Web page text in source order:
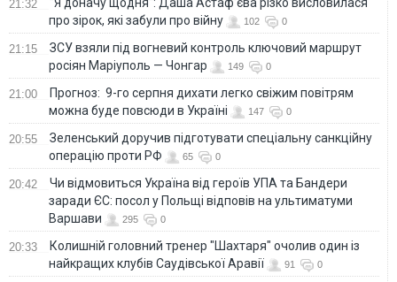
21:32
про зірок, які забули про війну
102 0
21:15
ЗСУ взяли під вогневий контроль ключовий маршрут
росіян Маріуполь — Чонгар
149 0
21:00
Прогноз: 9-го серпня дихати легко свіжим повітрям
можна буде повсюди в Україні
147 0
20:55
Зеленський доручив підготувати спеціальну санкційну
операцію проти РФ
65 0
20:42
Чи відмовиться Україна від героїв УПА та Бандери
заради ЄС: посол у Польщі відповів на ультиматуми
Варшави
295 0
20:33
Колишній головний тренер "Шахтаря" очолив один із
найкращих клубів Саудівської Аравії
91 0